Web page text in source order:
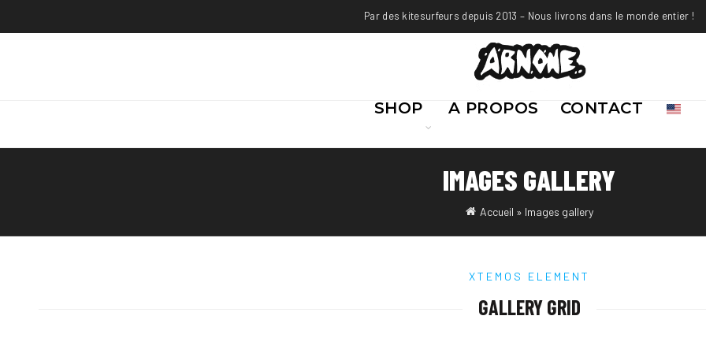
Par des kitesurfeurs depuis 2013 – Nous livrons dans le monde entier !
SHOP A PROPOS CONTACT
IMAGES GALLERY
Accueil » Images gallery
XTEMOS ELEMENT
GALLERY GRID